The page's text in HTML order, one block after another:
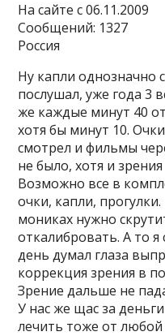
На сайте c 06.11.2009
Сообщений: 1327
Россия
Ну капли однозначно
послушал, уже года 3
же каждые минут 40
хотя бы минут 10.
смотрел и фильмы
не было, хотя и
Возможно все в
очки, капли,
мониках нужно
откалибровать. А то
день думал глаза
коррекция зрения в
Зрение дальше не
У нас же щас за
лечить тоже от любой